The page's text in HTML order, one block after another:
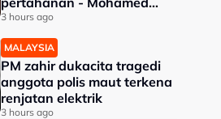
Khaled
3 hours ago
MALAYSIA
PM zahir dukacita tragedi
anggota polis maut terkena
renjatan elektrik
3 hours ago